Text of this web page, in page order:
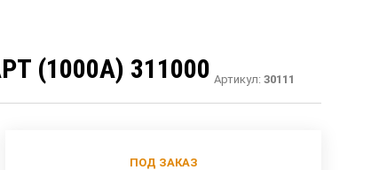
(1000А) 311000 Артикул:30111
ПОД ЗАКАЗ